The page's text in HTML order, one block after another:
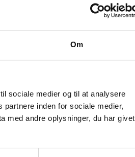
Om
sociale medier og til at analysere
inden for sociale medier,
med andre oplysninger, du har givet